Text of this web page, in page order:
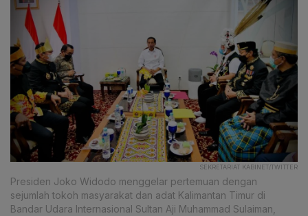
SEKRETARIAT KABINET/TWITTER
Presiden Joko Widodo menggelar pertemuan dengan
sejumlah tokoh masyarakat dan adat Kalimantan Timur di
Bandar Udara Internasional Sultan Aji Muhammad Sulaiman,